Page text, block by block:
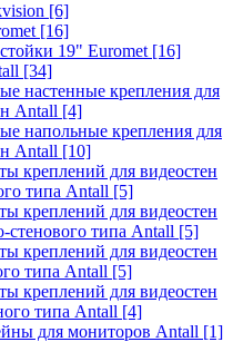
[6]
[16]
19" Euromet [16]
[34]
настенные крепления для
Antall [4]
напольные крепления для
Antall [10]
креплений для видеостен
типа Antall [5]
креплений для видеостен
стенового типа Antall [5]
креплений для видеостен
типа Antall [5]
креплений для видеостен
типа Antall [4]
для мониторов Antall [1]